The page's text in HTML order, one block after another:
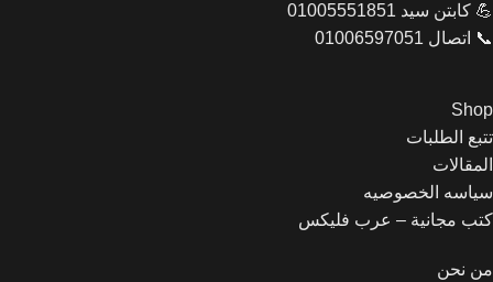
💪 كابتن سيد 01005551851
📞 اتصال 01006597051
Shop
تتبع الطلبات
المقالات
سياسه الخصوصيه
كتب مجانية – عرب فليكس
من نحن